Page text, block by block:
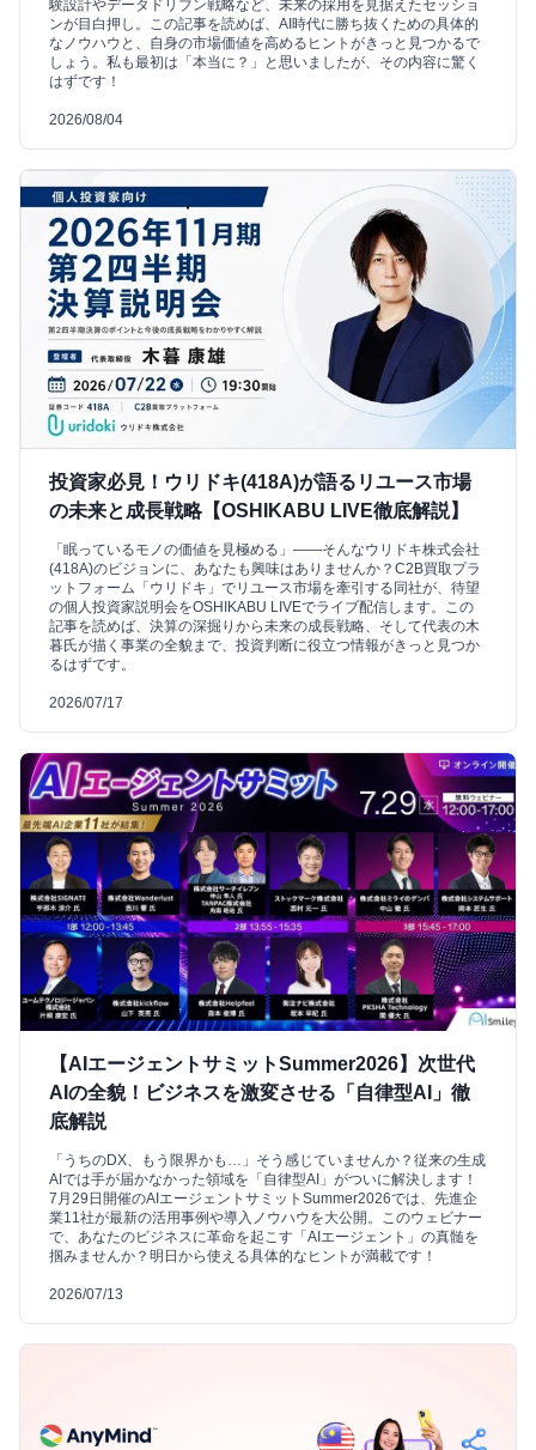
験設計やデータドリブン戦略など、未来の採用を見据えたセッショ
ンが目白押し。この記事を読めば、AI時代に勝ち抜くための具体的
なノウハウと、自身の市場価値を高めるヒントがきっと見つかるで
しょう。私も最初は「本当に？」と思いましたが、その内容に驚く
はずです！
2026/08/04
投資家必見！ウリドキ(418A)が語るリユース市場
の未来と成長戦略【OSHIKABU LIVE徹底解説】
「眠っているモノの価値を見極める」――そんなウリドキ株式会社
(418A)のビジョンに、あなたも興味はありませんか？C2B買取プラ
ットフォーム「ウリドキ」でリユース市場を牽引する同社が、待望
の個人投資家説明会をOSHIKABU LIVEでライブ配信します。この
記事を読めば、決算の深掘りから未来の成長戦略、そして代表の木
暮氏が描く事業の全貌まで、投資判断に役立つ情報がきっと見つか
るはずです。
2026/07/17
【AIエージェントサミットSummer2026】次世代
AIの全貌！ビジネスを激変させる「自律型AI」徹
底解説
「うちのDX、もう限界かも…」そう感じていませんか？従来の生成
AIでは手が届かなかった領域を「自律型AI」がついに解決します！
7月29日開催のAIエージェントサミットSummer2026では、先進企
業11社が最新の活用事例や導入ノウハウを大公開。このウェビナー
で、あなたのビジネスに革命を起こす「AIエージェント」の真髄を
掴みませんか？明日から使える具体的なヒントが満載です！
2026/07/13